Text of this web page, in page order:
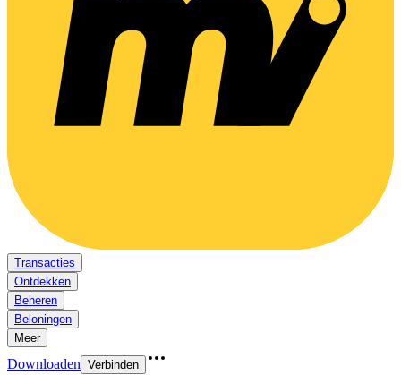
Transacties
Ontdekken
Beheren
Beloningen
Meer
Downloaden Verbinden